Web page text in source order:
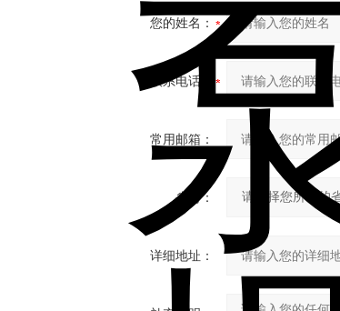
您的姓名：
联系电话：
常用邮箱：
省份：
详细地址：